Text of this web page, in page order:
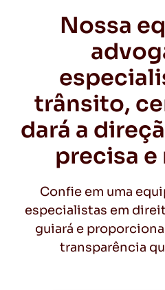
Nossa
trânsito,
dará a
precisa e
Confie em uma
especialistas em
guiará e
transparência